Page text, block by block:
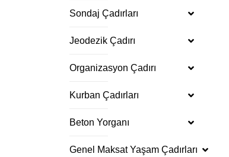
Sondaj Çadırları
Jeodezik Çadırı
Organizasyon Çadırı
Kurban Çadırları
Beton Yorganı
Genel Maksat Yaşam Çadırları